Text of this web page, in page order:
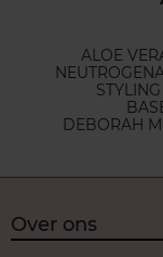
ALOE
DEBORAH
Over ons